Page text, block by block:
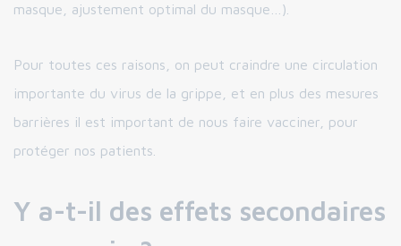
masque, ajustement optimal du masque…).
Pour toutes ces raisons, on peut craindre une circulation
importante du virus de la grippe, et en plus des mesures
barrières il est important de nous faire vacciner, pour
protéger nos patients.
Y a-t-il des effets secondaires